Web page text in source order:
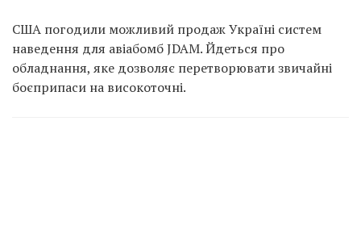
США погодили можливий продаж Україні систем
наведення для авіабомб JDAM. Йдеться про
обладнання, яке дозволяє перетворювати звичайні
боєприпаси на високоточні.